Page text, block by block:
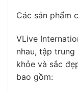
Các sản phẩm
VLive
nhau, tập
khỏe và sắc
bao gồm: